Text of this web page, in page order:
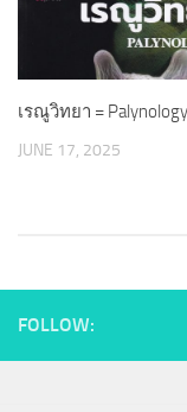
เรณูวิทยา = Palynology
JUNE 17, 2025
FOLLOW: